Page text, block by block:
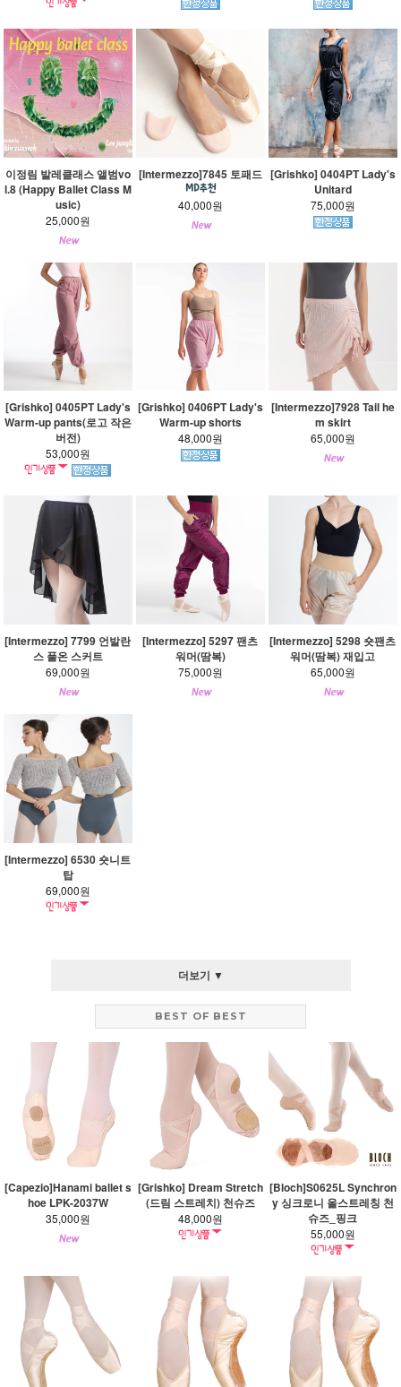
이정림 발레클래스 앨범vo
l.8 (Happy Ballet Class M
usic)
25,000원
[Intermezzo]7845 토패드
40,000원
[Grishko] 0404PT Lady's
Unitard
75,000원
[Grishko] 0405PT Lady's
Warm-up pants(로고 작은
버전)
53,000원
[Grishko] 0406PT Lady's
Warm-up shorts
48,000원
[Intermezzo]7928 Tail he
m skirt
65,000원
[Intermezzo] 7799 언발란
스 풀온 스커트
69,000원
[Intermezzo] 5297 팬츠
워머(땀복)
75,000원
[Intermezzo] 5298 숏팬츠
워머(땀복) 재입고
65,000원
[Intermezzo] 6530 숏니트
탑
69,000원
더보기 ▼
BEST OF BEST
[Capezio]Hanami ballet s
hoe LPK-2037W
35,000원
[Grishko] Dream Stretch
(드림 스트레치) 천슈즈
48,000원
[Bloch]S0625L Synchron
y 싱크로니 올스트레칭 천
슈즈_핑크
55,000원